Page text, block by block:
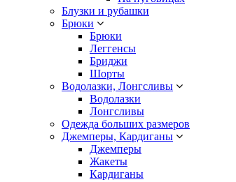
Блузки и рубашки
Брюки
Брюки
Леггенсы
Бриджи
Шорты
Водолазки, Лонгсливы
Водолазки
Лонгсливы
Одежда больших размеров
Джемперы, Кардиганы
Джемперы
Жакеты
Кардиганы